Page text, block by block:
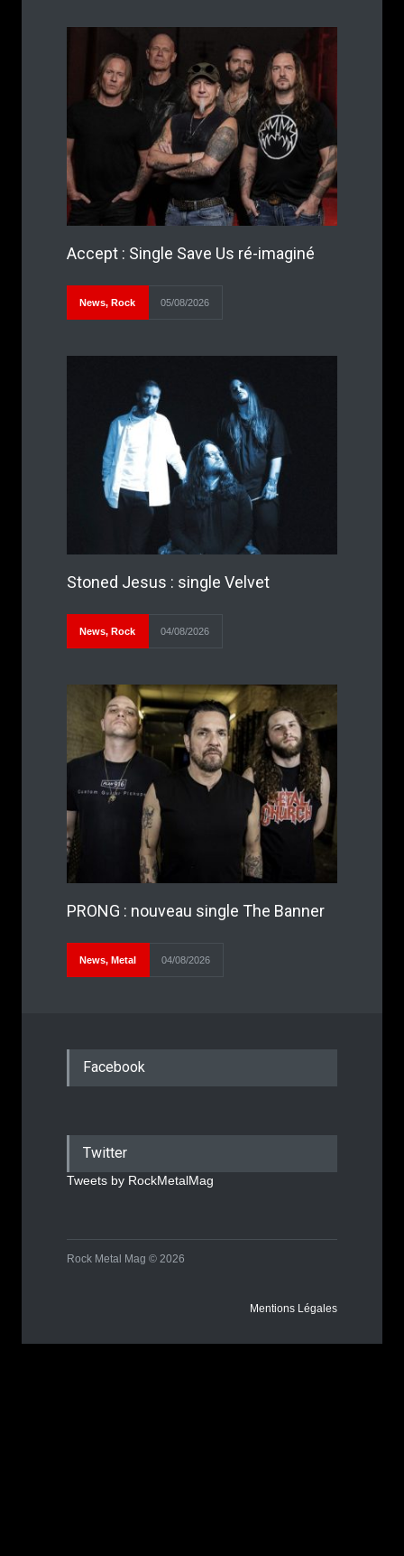
Accept : Single Save Us ré-imaginé
News, Rock 05/08/2026
Stoned Jesus : single Velvet
News, Rock 04/08/2026
PRONG : nouveau single The Banner
News, Metal 04/08/2026
Facebook
Twitter
Tweets by RockMetalMag
Rock Metal Mag © 2026
Mentions Légales